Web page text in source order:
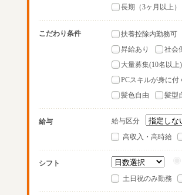
長期（3ヶ月以上）
こだわり条件 扶養控除内勤務可
昇給あり
社会
大量募集(10名以上)
PCスキルが身に付
髪色自由
髪型
給与 給与区分
高収入・高時給
シフト
土日祝のみ勤務